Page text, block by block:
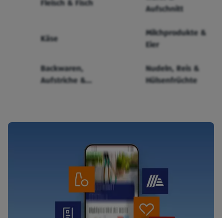
Fleisch & Fisch
Aufschnitt
Käse
Milchprodukte &
Eier
Backwaren,
Aufstriche &
Nudeln, Reis &
Hülsenfrüchte